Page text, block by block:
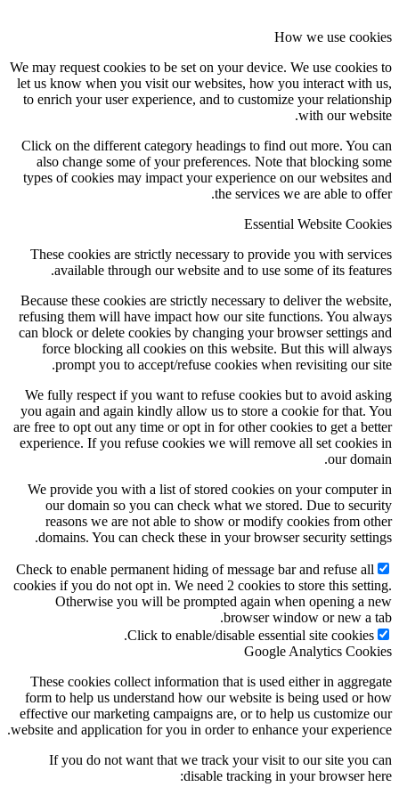
How we use
We may request cookies to be set on your device. We use
let us know when you visit our websites, how you interact
to enrich your user experience, and to customize your
with our
Click on the different category headings to find out more. You
also change some of your preferences. Note that blocking
types of cookies may impact your experience on our websites
the services we are able to
Essential Website
These cookies are strictly necessary to provide you with
available through our website and to use some of its
Because these cookies are strictly necessary to deliver the
refusing them will have impact how our site functions. You
can block or delete cookies by changing your browser settings
force blocking all cookies on this website. But this will
prompt you to accept/refuse cookies when revisiting our
We fully respect if you want to refuse cookies but to avoid
you again and again kindly allow us to store a cookie for that.
are free to opt out any time or opt in for other cookies to get a
experience. If you refuse cookies we will remove all set
our
We provide you with a list of stored cookies on your
our domain so you can check what we stored. Due to
reasons we are not able to show or modify cookies from
domains. You can check these in your browser security
Check to enable permanent hiding of message bar and refuse
cookies if you do not opt in. We need 2 cookies to store this
Otherwise you will be prompted again when opening a
browser window or new a
Click to enable/disable essential site
Google Analytics
These cookies collect information that is used either in
form to help us understand how our website is being used or
effective our marketing campaigns are, or to help us
website and application for you in order to enhance your
If you do not want that we track your visit to our site you
disable tracking in your browser